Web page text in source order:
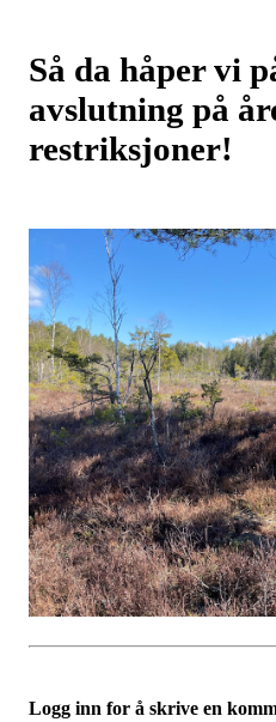
Så da håper vi
avslutning på
restriksjoner!
Logg inn for å skrive en